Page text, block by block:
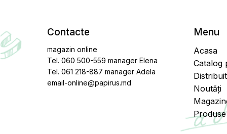
Contacte
magazin online
Tel. 060 500-559 manager Elena
Tel. 061 218-887 manager Adela
email-online@papirus.md
Menu
Acasa
Catalog
Noutăți